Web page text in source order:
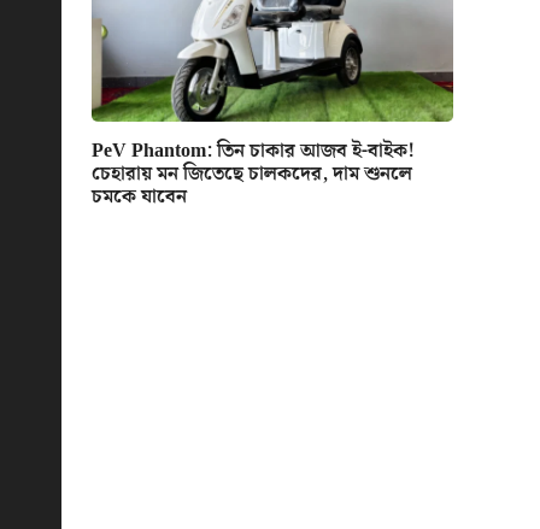
PeV Phantom: তিন চাকার আজব ই-বাইক!
চেহারায় মন জিতেছে চালকদের, দাম শুনলে
চমকে যাবেন